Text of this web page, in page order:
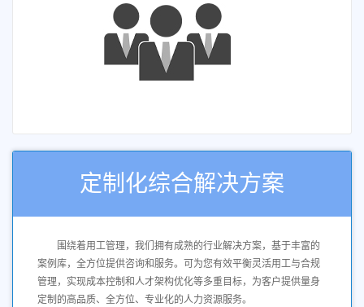
定制化综合解决方案
围绕着用工管理，我们拥有成熟的行业解决方案，基于丰富的
案例库，全方位提供咨询和服务。可为您有效平衡灵活用工与合规
管理，实现成本控制和人才架构优化等多重目标，为客户提供量身
定制的高品质、全方位、专业化的人力资源服务。